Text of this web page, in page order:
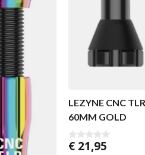
LEZYNE CNC
60MM GOLD
0
€ 21,95